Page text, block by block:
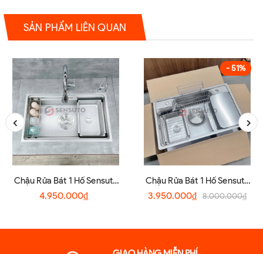
SẢN PHẨM LIÊN QUAN
Chậu Rửa Bát 1 Hố Sensuto
S7045TSA
4.950.000₫
- 51%
Chậu Rửa Bát 1 Hố Sensuto
XLG7848TS
3.950.000₫ 8.000.000₫